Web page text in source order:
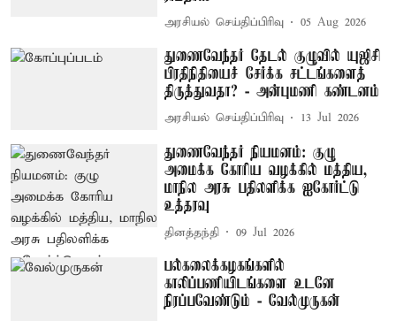
அரசியல் செய்திப்பிரிவு 05 Aug 2026
துணைவேந்தர் தேடல் குழுவில் யுஜிசி
பிரதிநிதியைச் சேர்க்க சட்டங்களைத்
திருத்துவதா? - அன்புமணி கண்டனம்
அரசியல் செய்திப்பிரிவு 13 Jul 2026
துணைவேந்தர் நியமனம்: குழு
அமைக்க கோரிய வழக்கில் மத்திய,
மாநில அரசு பதிலளிக்க ஐகோர்ட்டு
உத்தரவு
தினத்தந்தி 09 Jul 2026
பல்கலைக்கழகங்களில்
காலிப்பணியிடங்களை உடனே
நிரப்பவேண்டும் - வேல்முருகன்